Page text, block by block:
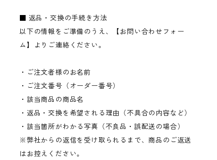
■ 返品・交換の手続き方法
以下の情報をご準備のうえ、【お問い合わせフォー
ム】よりご連絡ください。
・ご注文者様のお名前
・ご注文番号（オーダー番号）
・該当商品の商品名
・返品・交換を希望される理由（不具合の内容など）
・該当箇所がわかる写真（不良品・誤配送の場合）
※弊社からの返信を受け取られるまで、商品のご返送
はお控えください。